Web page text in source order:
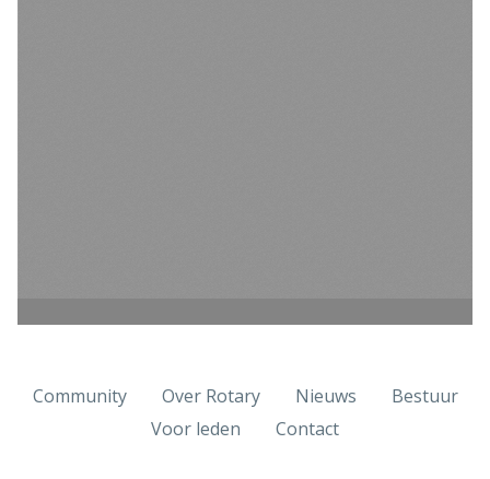
Community Over Rotary Nieuws
Bestuur
Voor leden
Contact